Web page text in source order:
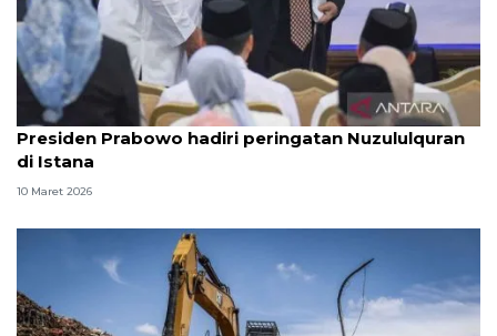
Presiden Prabowo hadiri peringatan Nuzululquran
di Istana
10 Maret 2026